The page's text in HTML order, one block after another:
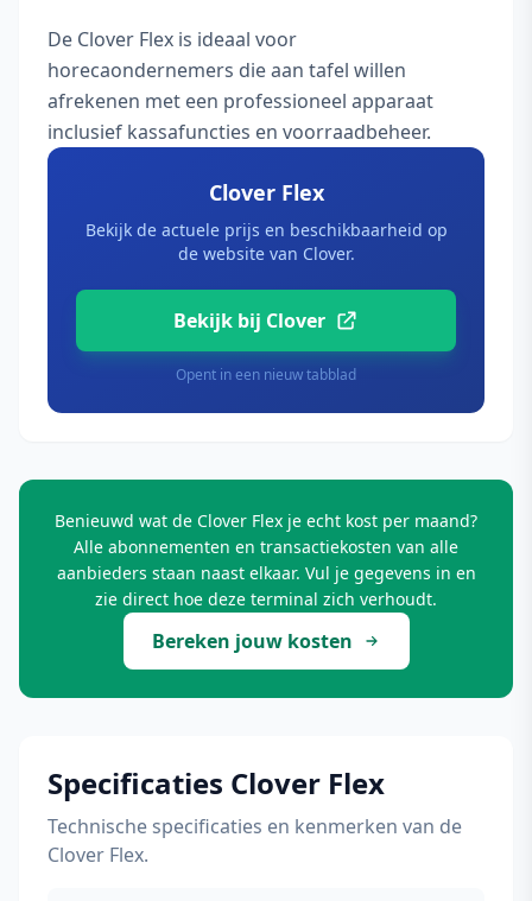
De Clover Flex is ideaal voor
horecaondernemers die aan tafel willen
afrekenen met een professioneel apparaat
inclusief kassafuncties en voorraadbeheer.
Clover Flex
Bekijk de actuele prijs en beschikbaarheid op
de website van Clover.
Bekijk bij Clover
Opent in een nieuw tabblad
Benieuwd wat de Clover Flex je echt kost per maand?
Alle abonnementen en transactiekosten van alle
aanbieders staan naast elkaar. Vul je gegevens in en
zie direct hoe deze terminal zich verhoudt.
Bereken jouw kosten
Specificaties Clover Flex
Technische specificaties en kenmerken van de
Clover Flex.